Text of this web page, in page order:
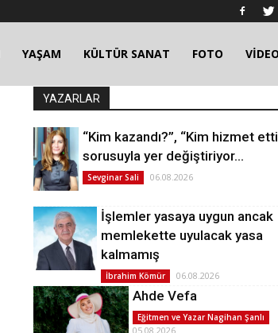
YAŞAM KÜLTÜR SANAT FOTO VİDEO
YAZARLAR
“Kim kazandı?”, “Kim hizmet
sorusuyla yer değiştiriyor…
Sevginar Sali 06.08.2026
İşlemler yasaya uygun ancak
memlekette uyulacak yasa
kalmamış
İbrahim Kömür 06.08.2026
Ahde Vefa
Eğitmen ve Yazar Nagihan Şanlı
05.08.2026